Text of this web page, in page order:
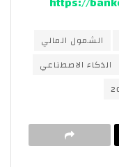
الشمول المالي
الذكاء الاصطناعي